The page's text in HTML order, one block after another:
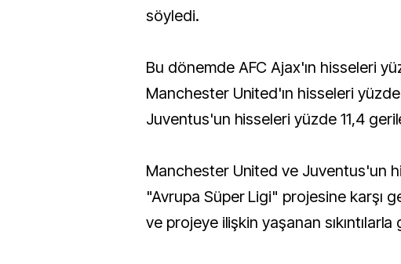
söyledi.
Bu dönemde AFC Ajax'ın hisseleri
Manchester United'ın hisseleri
Juventus'un hisseleri yüzde 11,4
Manchester United ve Juventus'un
"Avrupa Süper Ligi" projesine karşı
ve projeye ilişkin yaşanan sıkıntılarla